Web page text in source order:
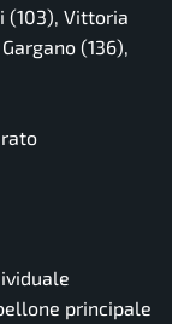
(103), Vittoria
(136),
principale